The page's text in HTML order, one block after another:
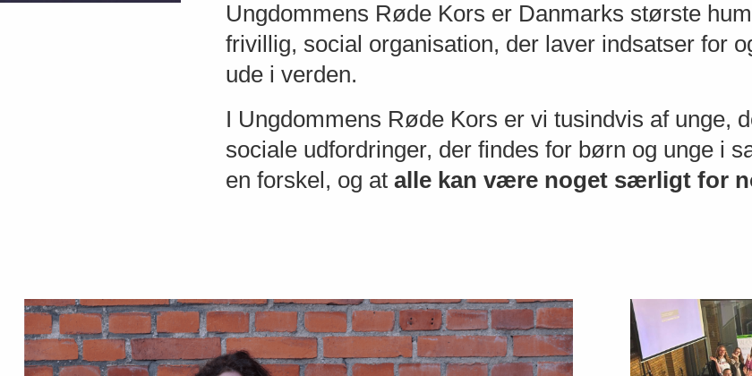
Ungdommens Røde Kors er Danmarks største
frivillig, social organisation, der laver indsatser for
ude i verden.
I Ungdommens Røde Kors er vi tusindvis af unge,
sociale udfordringer, der findes for børn og unge i
en forskel, og at alle kan være noget særligt for